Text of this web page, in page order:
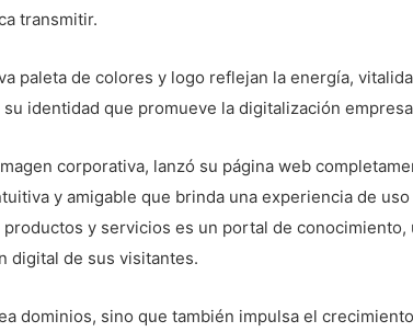
transmitir.
paleta de colores y logo reflejan la energía,
su identidad que promueve la digitalización
corporativa, lanzó su página web
y amigable que brinda una experiencia de
productos y servicios es un portal de
digital de sus visitantes.
dominios, sino que también impulsa el